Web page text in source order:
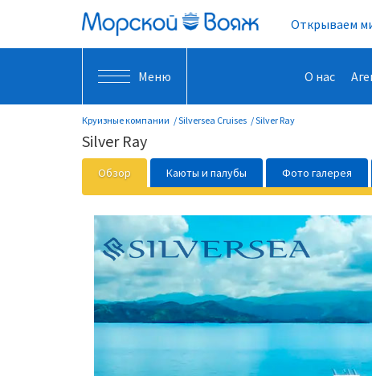
Открываем
Меню О нас
Круизные компании Silversea Cruises Silver Ray
Silver Ray
Обзор Каюты и палубы Фото галерея